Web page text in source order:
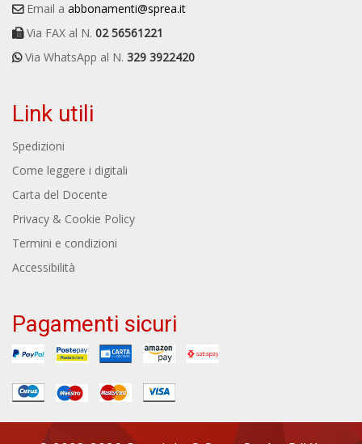
Email a abbonamenti@sprea.it
Via FAX al N. 02 56561221
Via WhatsApp al N. 329 3922420
Link utili
Spedizioni
Come leggere i digitali
Carta del Docente
Privacy & Cookie Policy
Termini e condizioni
Accessibilità
Pagamenti sicuri